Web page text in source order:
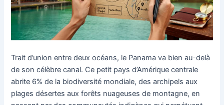
Trait d’union entre deux océans, le Panama va bien au-delà
de son célèbre canal. Ce petit pays d’Amérique centrale
abrite 6% de la biodiversité mondiale, des archipels aux
plages désertes aux forêts nuageuses de montagne, en